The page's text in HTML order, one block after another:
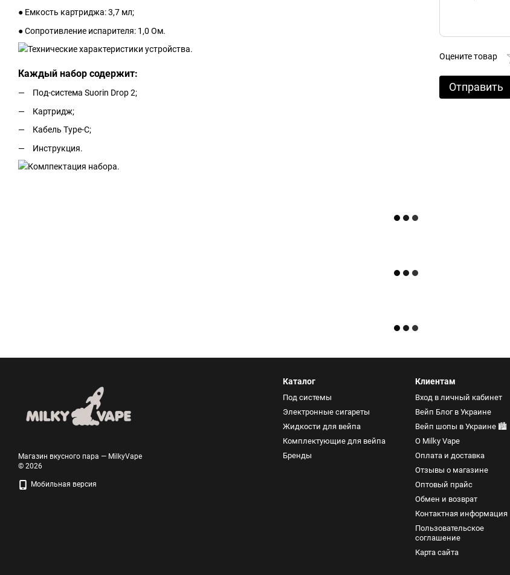
● Емкость картриджа: 3,7 мл;
● Сопротивление испарителя: 1,0 Ом.
Каждый набор содержит:
Под-система Suorin Drop 2;
Картридж;
Кабель Type-C;
Инструкция.
Оцените товар
Отправить
Магазин вкусного пара — MilkyVape
© 2026
Мобильная версия
Каталог
Под системы
Электронные сигареты
Жидкости для вейпа
Комплектующие для вейпа
Бренды
Клиентам
Вход в личный кабинет
Вейп Блог в Украине
Вейп шопы в Украине 🏙️
О Milky Vape
Оплата и доставка
Отзывы о магазине
Оптовый прайс
Обмен и возврат
Контактная информация
Пользовательское
соглашение
Карта сайта